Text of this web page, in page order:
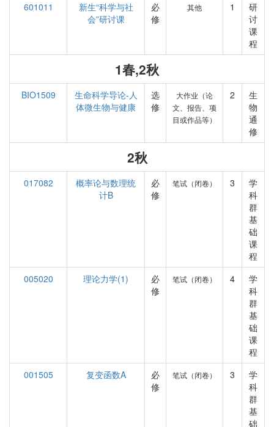
601011
新生“科学与社
会”研讨课
必
修
其他 1
研
讨
课
程
1春,2秋
BIO1509
生命科学导论-人
体微生物与健康
选
修
大作业（论
文、报告、项
目或作品等）
2
生
物
通
修
2秋
017082
概率论与数理统
计B
必
修
笔试（闭卷） 3
学
科
群
基
础
课
程
005020
理论力学(1)
必
修
笔试（闭卷） 4
学
科
群
基
础
课
程
001505
复变函数A
必
修
笔试（闭卷） 3
学
科
群
基
础